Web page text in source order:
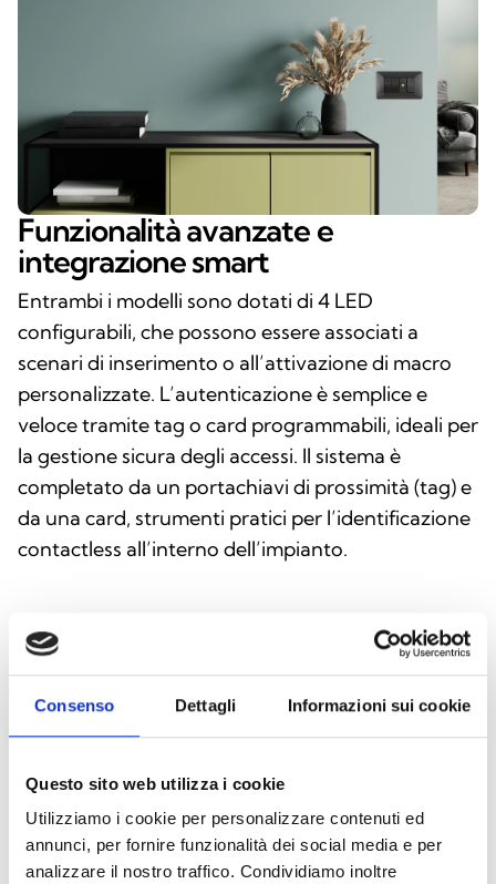
Consenso Dettagli Informazioni sui cookie
Questo sito web utilizza i cookie
Utilizziamo i cookie per personalizzare contenuti ed
annunci, per fornire funzionalità dei social media e per
analizzare il nostro traffico. Condividiamo inoltre
Funzionalità avanzate e
integrazione smart
Entrambi i modelli sono dotati di 4 LED
configurabili, che possono essere associati a
scenari di inserimento o all’attivazione di macro
personalizzate. L’autenticazione è semplice e
veloce tramite tag o card programmabili, ideali per
la gestione sicura degli accessi. Il sistema è
completato da un portachiavi di prossimità (tag) e
da una card, strumenti pratici per l’identificazione
contactless all’interno dell’impianto.
Questo prodotto è disponibile nelle seguenti
versioni
nBy/KB
Lettore di prossimità ad incasso
“keystone” dotato di 1 terminale,